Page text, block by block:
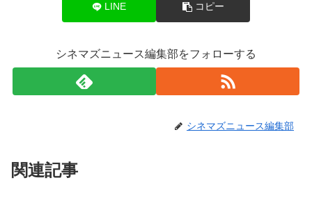
LINE コピー
シネマズニュース編集部をフォローする
シネマズニュース編集部
関連記事